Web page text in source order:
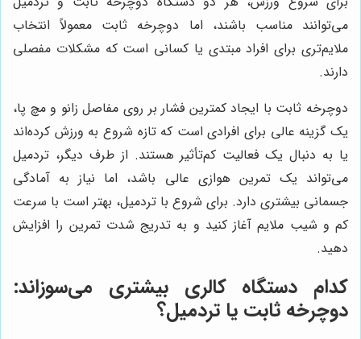
می‌توانند مناسب باشند، اما دوچرخه ثابت معمولاً انتخاب
ملایم‌تری برای افراد مبتدی یا کسانی است که مشکلات مفصلی
دارند.
دوچرخه ثابت با ایجاد کمترین فشار بر روی مفاصل زانو و مچ پا،
یک گزینه عالی برای افرادی است که تازه شروع به ورزش کرده‌اند
یا به دنبال یک فعالیت کم‌تأثیر هستند. از طرف دیگر، تردمیل
می‌تواند یک تمرین هوازی عالی باشد، اما نیاز به آمادگی
جسمانی بیشتری دارد. برای شروع با تردمیل، بهتر است با سرعت
کم و شیب ملایم آغاز کنید و به تدریج شدت تمرین را افزایش
دهید.
کدام دستگاه کالری بیشتری می‌سوزاند:
دوچرخه ثابت یا تردمیل؟